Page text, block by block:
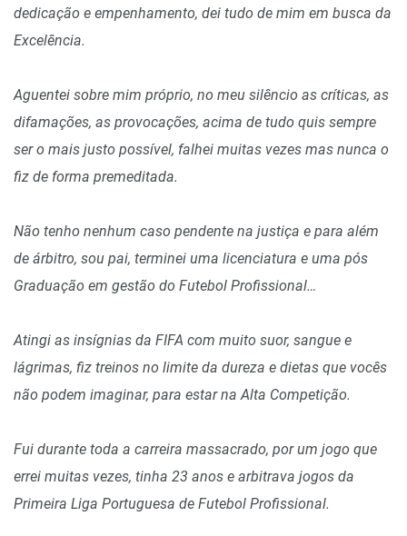
dedicação e empenhamento, dei tudo de mim em busca da
Excelência.
Aguentei sobre mim próprio, no meu silêncio as críticas, as
difamações, as provocações, acima de tudo quis sempre
ser o mais justo possível, falhei muitas vezes mas nunca o
fiz de forma premeditada.
Não tenho nenhum caso pendente na justiça e para além
de árbitro, sou pai, terminei uma licenciatura e uma pós
Graduação em gestão do Futebol Profissional…
Atingi as insígnias da FIFA com muito suor, sangue e
lágrimas, fiz treinos no limite da dureza e dietas que vocês
não podem imaginar, para estar na Alta Competição.
Fui durante toda a carreira massacrado, por um jogo que
errei muitas vezes, tinha 23 anos e arbitrava jogos da
Primeira Liga Portuguesa de Futebol Profissional.